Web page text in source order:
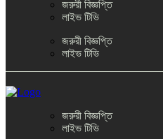
জরুরী বিজ্ঞপ্তি
লাইভ টিভি
জরুরী বিজ্ঞপ্তি
লাইভ টিভি
জরুরী বিজ্ঞপ্তি
লাইভ টিভি